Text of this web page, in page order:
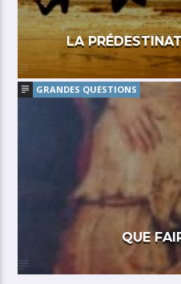
LA
GRANDES QUESTIONS
QUE